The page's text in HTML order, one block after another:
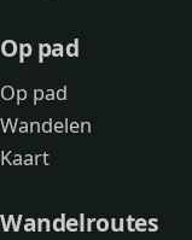
Op pad
Op pad
Wandelen
Kaart
Wandelroutes